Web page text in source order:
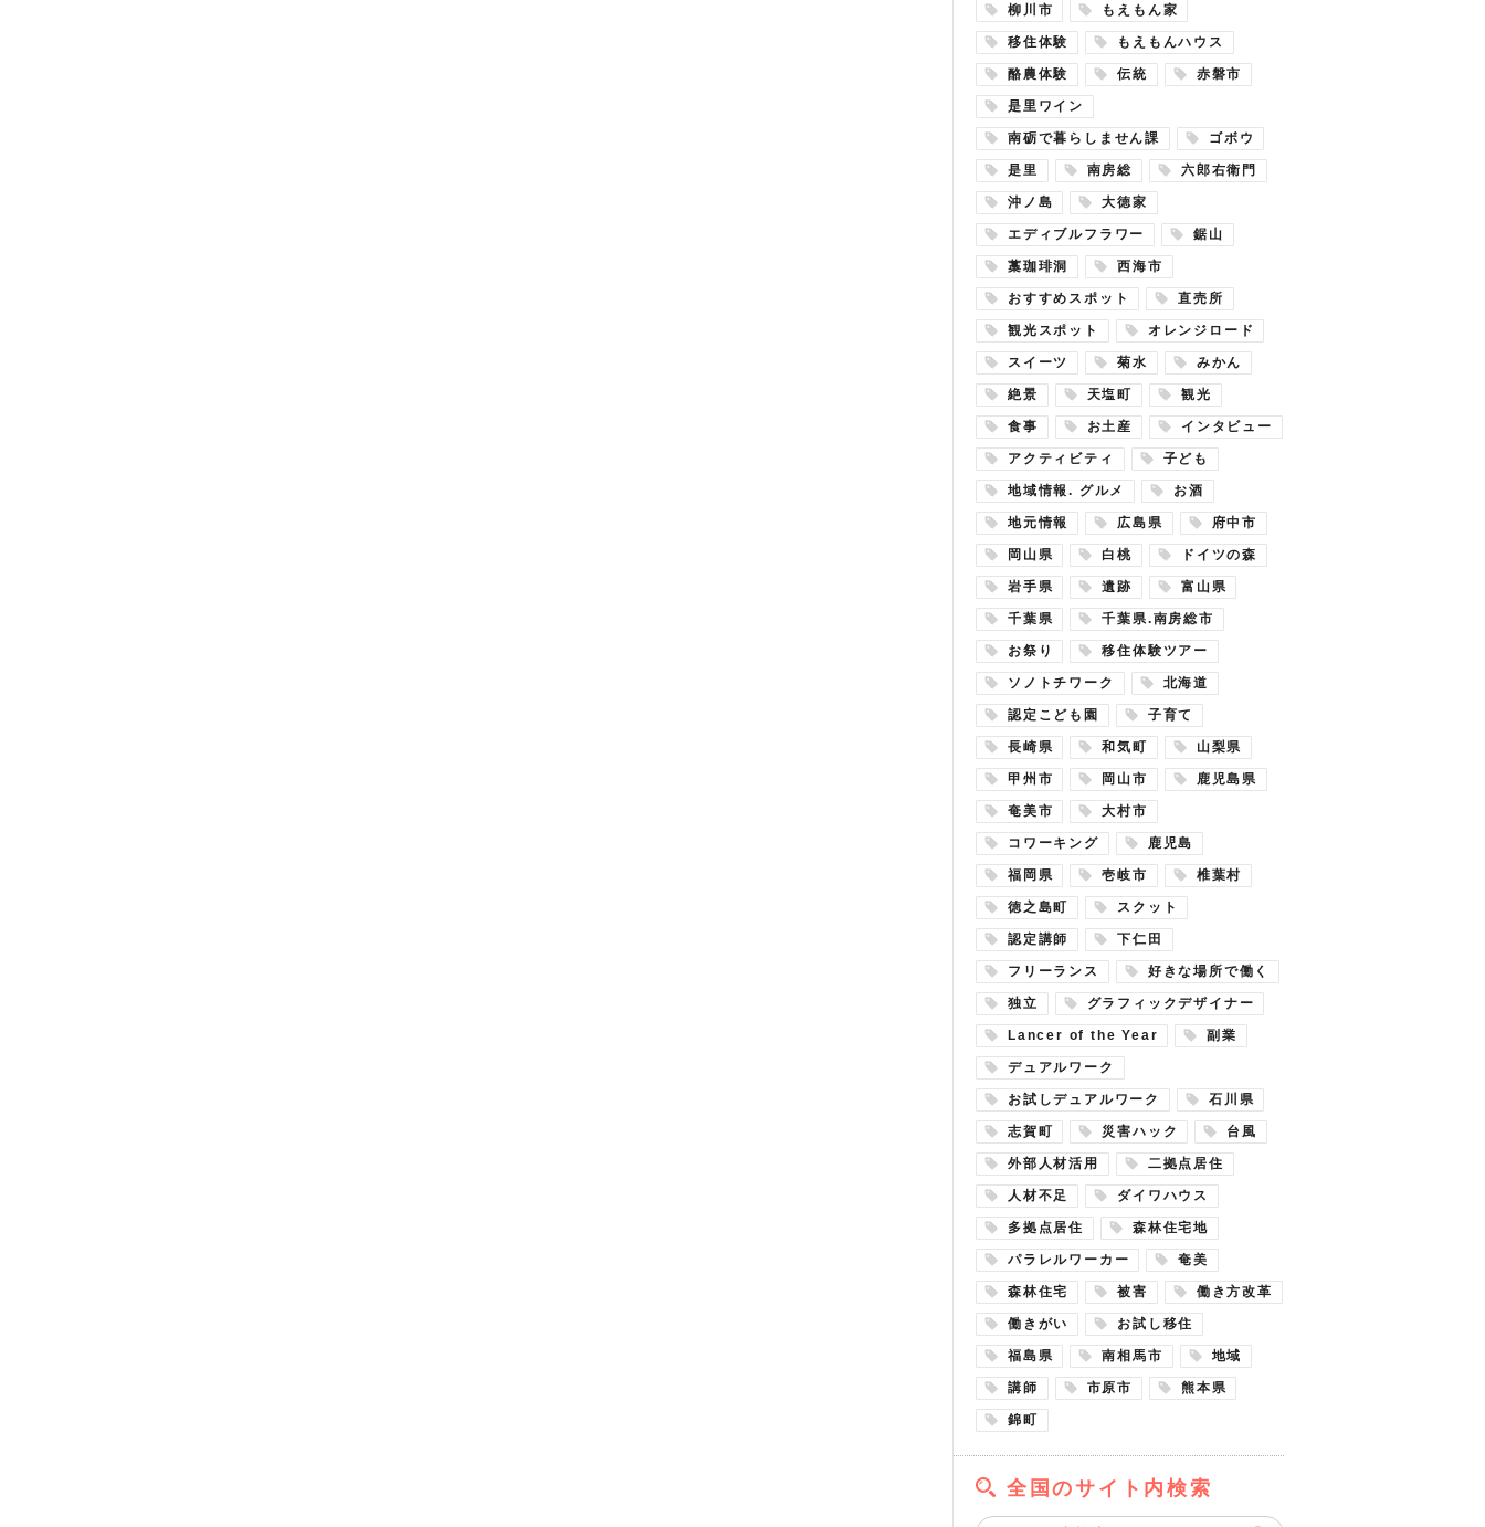
柳川市 もえもん家
移住体験 もえもんハウス
酪農体験 伝統 赤磐市
是里ワイン
南砺で暮らしません課 ゴボウ
是里 南房総 六郎右衛門
沖ノ島 大徳家
エディブルフラワー 鋸山
藁珈琲洞 西海市
おすすめスポット 直売所
観光スポット オレンジロード
スイーツ 菊水 みかん
絶景 天塩町 観光
食事 お土産 インタビュー
アクティビティ 子ども
地域情報. グルメ お酒
地元情報 広島県 府中市
岡山県 白桃 ドイツの森
岩手県 遺跡 富山県
千葉県 千葉県.南房総市
お祭り 移住体験ツアー
ソノトチワーク 北海道
認定こども園 子育て
長崎県 和気町 山梨県
甲州市 岡山市 鹿児島県
奄美市 大村市
コワーキング 鹿児島
福岡県 壱岐市 椎葉村
徳之島町 スクット
認定講師 下仁田
フリーランス 好きな場所で働く
独立 グラフィックデザイナー
Lancer of the Year 副業
デュアルワーク
お試しデュアルワーク 石川県
志賀町 災害ハック 台風
外部人材活用 二拠点居住
人材不足 ダイワハウス
多拠点居住 森林住宅地
パラレルワーカー 奄美
森林住宅 被害 働き方改革
働きがい お試し移住
福島県 南相馬市 地域
講師 市原市 熊本県
錦町
全国のサイト内検索